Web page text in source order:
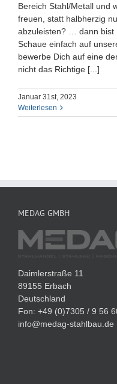
Bereich Stahl/Metall und
freuen, statt halbherzig
abzuleisten? … dann bist
Schaue einfach auf
bewerbe Dich auf eine
nicht das Richtige [...]
Januar 31st, 2023
Weiterlesen
MEDAG GMBH
Daimlerstraße 11
89155 Erbach
Deutschland
Fon: +49 (0)7305 / 9 56
info@medag-stahlbau.de